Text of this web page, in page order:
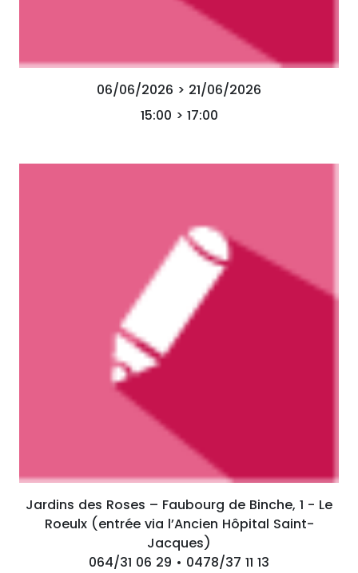
06/06/2026 > 21/06/2026
15:00 > 17:00
Jardins des Roses – Faubourg de Binche, 1 - Le
Roeulx (entrée via l’Ancien Hôpital Saint-
Jacques)
064/31 06 29 • 0478/37 11 13